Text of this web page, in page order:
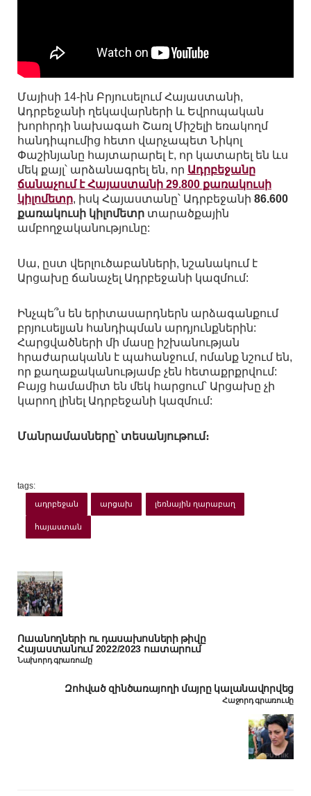
Մայիսի 14-ին Բրյուսելում Հայաստանի,
Ադրբեջանի ղեկավարների և Եվրոպական
խորհրդի նախագահ Շառլ Միշելի եռակողմ
հանդիպումից հետո վարչապետ Նիկոլ
Փաշինյանը հայտարարել է, որ կատարել են ևս
մեկ քայլ՝ արձանագրել են, որ Ադրբեջանը
ճանաչում է Հայաստանի 29.800 քառակուսի
կիլոմետր, իսկ Հայաստանը՝ Ադրբեջանի 86.600
քառակուսի կիլոմետր տարածքային
ամբողջականությունը:
Սա, ըստ վերլուծաբանների, նշանակում է
Արցախը ճանաչել Ադրբեջանի կազմում:
Ինչպե՞ս են երիտասարդներն արձագանքում
բրյուսելյան հանդիպման արդյունքներին:
Հարցվածների մի մասը իշխանության
հրաժարականն է պահանջում, ոմանք նշում են,
որ քաղաքականությամբ չեն հետաքրքրվում:
Բայց համամիտ են մեկ հարցում՝ Արցախը չի
կարող լինել Ադրբեջանի կազմում:
Մանրամասները՝ տեսանյութում։
tags:
ադրբեջան արցախ լեռնային ղարաբաղ
հայաստան
Ուսանողների ու դասախոսների թիվը
Հայաստանում 2022/2023 ուստարում
Նախորդ գրառումը
Զոհված զինծառայողի մայրը կալանավորվեց
Հաջորդ գրառումը